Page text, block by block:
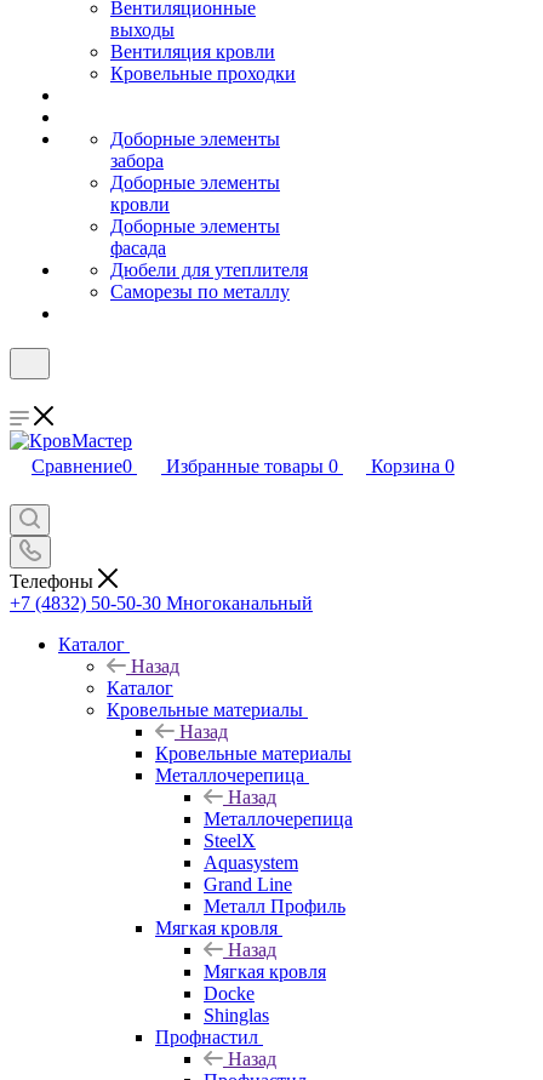
Вентиляционные
выходы
Вентиляция кровли
Кровельные проходки
Доборные элементы
забора
Доборные элементы
кровли
Доборные элементы
фасада
Дюбели для утеплителя
Саморезы по металлу
Сравнение0 Избранные товары 0 Корзина 0
Телефоны
+7 (4832) 50-50-30 Многоканальный
Каталог
Назад
Каталог
Кровельные материалы
Назад
Кровельные материалы
Металлочерепица
Назад
Металлочерепица
SteelX
Aquasystem
Grand Line
Металл Профиль
Мягкая кровля
Назад
Мягкая кровля
Docke
Shinglas
Профнастил
Назад